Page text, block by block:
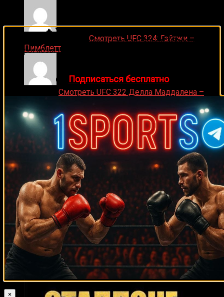
Смотреть UFC 324: Гэйтжи –
Пимблетт
Смотреть UFC 322 Делла Маддалена –
Случайные боксеры
Стефан Джонсон Пол Сэлмон Энтони Дэвис
Куваныч Тойгонбаев
Марсело Фабиан Домингес Марина Родригес
Сауль Альварес Роб Кэллоуэй Эбани Бриджес Седрик
Босвелл
Брэндон Морено Митч Грин Табисо Мчуну Кирк Джонсон
Питер Бакли Мэнни Пакьяо Донни Лалонд Мигель
Пена Хорхе Кастро Оливер Маккол Гектор Томпсон Су Мудаержи
Херби Хайд Чак Гарднер Луциф Хамани Энтони Кукс
Аманда Лемос
Роке Кассиани Марко Хук Гуидо Вианелло Бобби Ганн Джерри
Хэлстид Давид Лемье Бейбут Шуменов Марио Барриос
Фахпракорб Раккиятджим Эдмунд Энтинг Игнасио
Лавмор Нду
Джемейн Ортис
Умар Саламов Майк Экли Патрис Л’Эро Дэнни
Томас
Адилсон Родригес
🔥 Хочешь зарабатывать на спорте?
Подписывайся на наш Telegram-канал1Sports
прогнозы на единоборства и другие виды спорта
👉 Подписаться бесплатно
×